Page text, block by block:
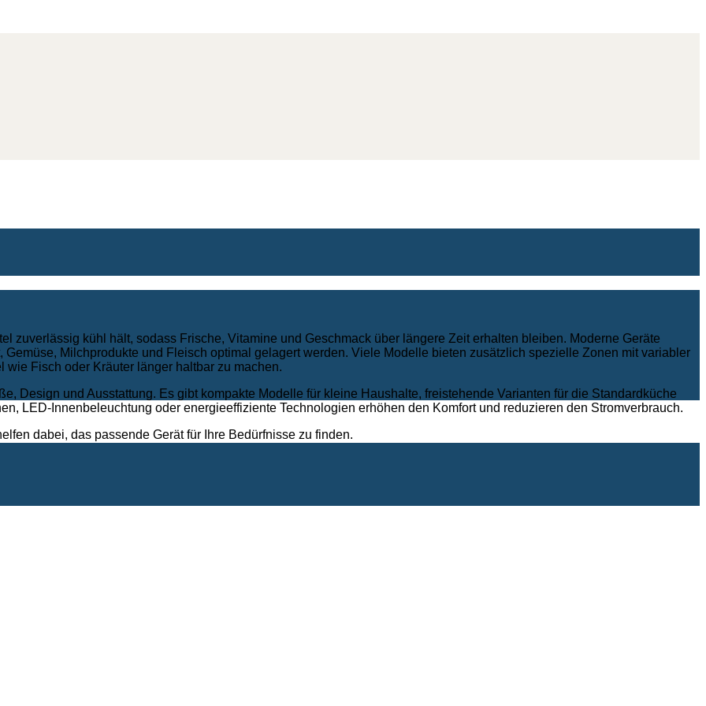
zuverlässig kühl hält, sodass Frische, Vitamine und Geschmack über längere Zeit erhalten bleiben. Moderne Geräte
Gemüse, Milchprodukte und Fleisch optimal gelagert werden. Viele Modelle bieten zusätzlich spezielle Zonen mit variabler
wie Fisch oder Kräuter länger haltbar zu machen.
Design und Ausstattung. Es gibt kompakte Modelle für kleine Haushalte, freistehende Varianten für die Standardküche
LED-Innenbeleuchtung oder energieeffiziente Technologien erhöhen den Komfort und reduzieren den Stromverbrauch.
dabei, das passende Gerät für Ihre Bedürfnisse zu finden.